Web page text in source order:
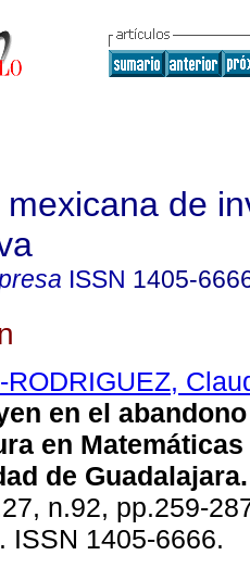
mexicana de
ISSN 1405-
RODRIGUEZ,
en el
en Matemáticas
de Guadalajara.
n.92, pp.259-
ISSN 1405-6666.